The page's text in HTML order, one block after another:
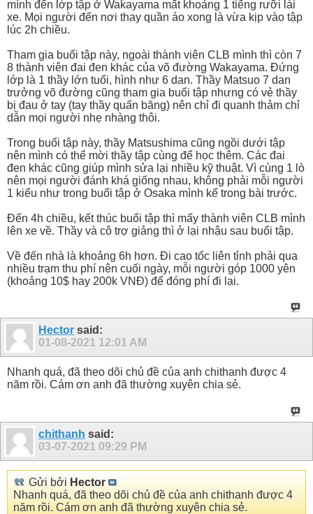
mình đến lớp tập ở Wakayama mất khoảng 1 tiếng rưỡi lái
xe. Mọi người đến nơi thay quần áo xong là vừa kịp vào tập
lúc 2h chiều.
Tham gia buổi tập này, ngoài thành viên CLB mình thì còn 7
8 thành viên đai đen khác của võ đường Wakayama. Đứng
lớp là 1 thầy lớn tuổi, hình như 6 dan. Thầy Matsuo 7 dan
trưởng võ đường cũng tham gia buổi tập nhưng có vẻ thầy
bị đau ở tay (tay thầy quấn băng) nên chỉ đi quanh thảm chỉ
dẫn mọi người nhẹ nhàng thôi.
Trong buổi tập này, thầy Matsushima cũng ngồi dưới tập
nên mình có thể mời thầy tập cùng để học thêm. Các đai
đen khác cũng giúp mình sửa lại nhiều kỹ thuật. Vì cùng 1 lò
nên mọi người đánh khá giống nhau, không phải mỗi người
1 kiểu như trong buổi tập ở Osaka mình kể trong bài trước.
Đến 4h chiều, kết thúc buổi tập thì mấy thành viên CLB mình
lên xe về. Thầy và cô trợ giảng thì ở lại nhậu sau buổi tập.
Về đến nhà là khoảng 6h hơn. Đi cao tốc liên tỉnh phải qua
nhiều trạm thu phí nên cuối ngày, mỗi người góp 1000 yên
(khoảng 10$ hay 200k VNĐ) để đóng phí đi lại.
Hector said:
01-08-2021 12:01 AM
Nhanh quá, đã theo dõi chủ đề của anh chithanh được 4
năm rồi. Cám ơn anh đã thường xuyên chia sẻ.
chithanh said:
03-07-2021 09:29 PM
Gửi bởi Hector
Nhanh quá, đã theo dõi chủ đề của anh chithanh được 4
năm rồi. Cám ơn anh đã thường xuyên chia sẻ.